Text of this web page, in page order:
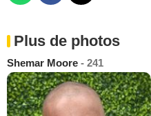
Plus de photos
Shemar Moore - 241